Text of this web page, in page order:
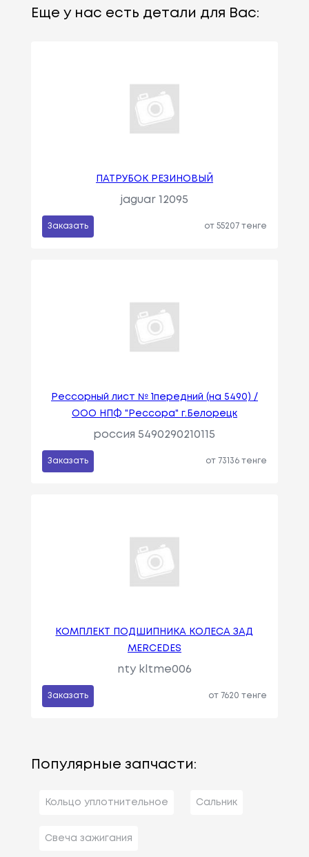
Еще у нас есть детали для Вас:
ПАТРУБОК РЕЗИНОВЫЙ
jaguar 12095
Заказать от 55207 тенге
Рессорный лист № 1передний (на 5490) /
ООО НПФ "Рессора" г.Белорецк
россия 5490290210115
Заказать от 73136 тенге
КОМПЛЕКТ ПОДШИПНИКА КОЛЕСА ЗАД
MERCEDES
nty kltme006
Заказать от 7620 тенге
Популярные запчасти:
Кольцо уплотнительное Сальник
Свеча зажигания